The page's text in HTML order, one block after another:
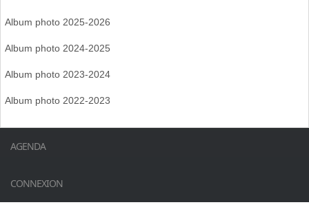
Album photo 2025-2026
Album photo 2024-2025
Album photo 2023-2024
Album photo 2022-2023
AGENDA
CONNEXION